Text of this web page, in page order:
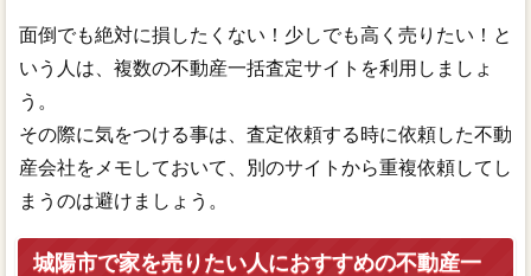
面倒でも絶対に損したくない！少しでも高く売りたい！と
いう人は、複数の不動産一括査定サイトを利用しましょ
う。
その際に気をつける事は、査定依頼する時に依頼した不動
産会社をメモしておいて、別のサイトから重複依頼してし
まうのは避けましょう。
城陽市で家を売りたい人におすすめの不動産一